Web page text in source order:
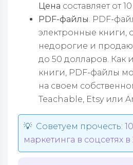
Цена составляет от
PDF-файлы . PDF-
электронные книги,
недорогие и
до 50 долларов. Как
книги, PDF-файлы
на своем
Teachable, Etsy или
💡 Советуем прочесть:
маркетинга в соцсетях в